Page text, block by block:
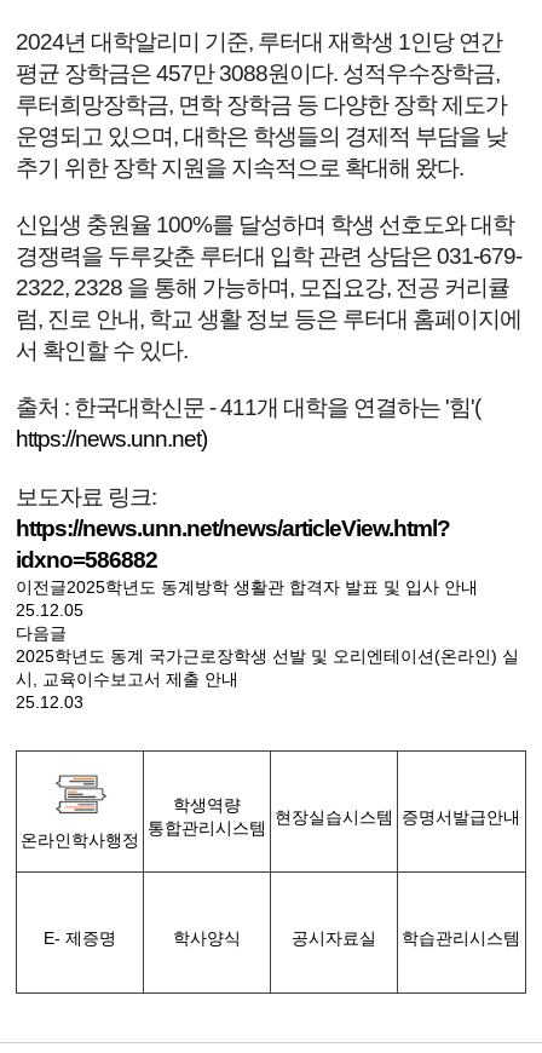
2024년 대학알리미 기준, 루터대 재학생 1인당 연간
평균 장학금은 457만 3088원이다. 성적우수장학금,
루터희망장학금, 면학 장학금 등 다양한 장학 제도가
운영되고 있으며, 대학은 학생들의 경제적 부담을 낮
추기 위한 장학 지원을 지속적으로 확대해 왔다.
신입생 충원율 100%를 달성하며 학생 선호도와 대학
경쟁력을 두루갖춘 루터대 입학 관련 상담은 031-679-
2322, 2328 을 통해 가능하며, 모집요강, 전공 커리큘
럼, 진로 안내, 학교 생활 정보 등은 루터대 홈페이지에
서 확인할 수 있다.
출처 : 한국대학신문 - 411개 대학을 연결하는 '힘'(
https://news.unn.net)
보도자료 링크:
https://news.unn.net/news/articleView.html?
idxno=586882
이전글2025학년도 동계방학 생활관 합격자 발표 및 입사 안내
25.12.05
다음글
2025학년도 동계 국가근로장학생 선발 및 오리엔테이션(온라인) 실
시, 교육이수보고서 제출 안내
25.12.03
온라인학사행정
학생역량
통합관리시스템
현장실습시스템 증명서발급안내
E- 제증명 학사양식 공시자료실 학습관리시스템